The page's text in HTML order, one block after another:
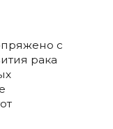
с
рака